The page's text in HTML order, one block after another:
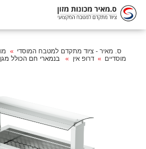
ס. מאיר - ציוד מתקדם למטבח המוסדי
מוסדיים
דרופ אין בנמארי חם הכולל